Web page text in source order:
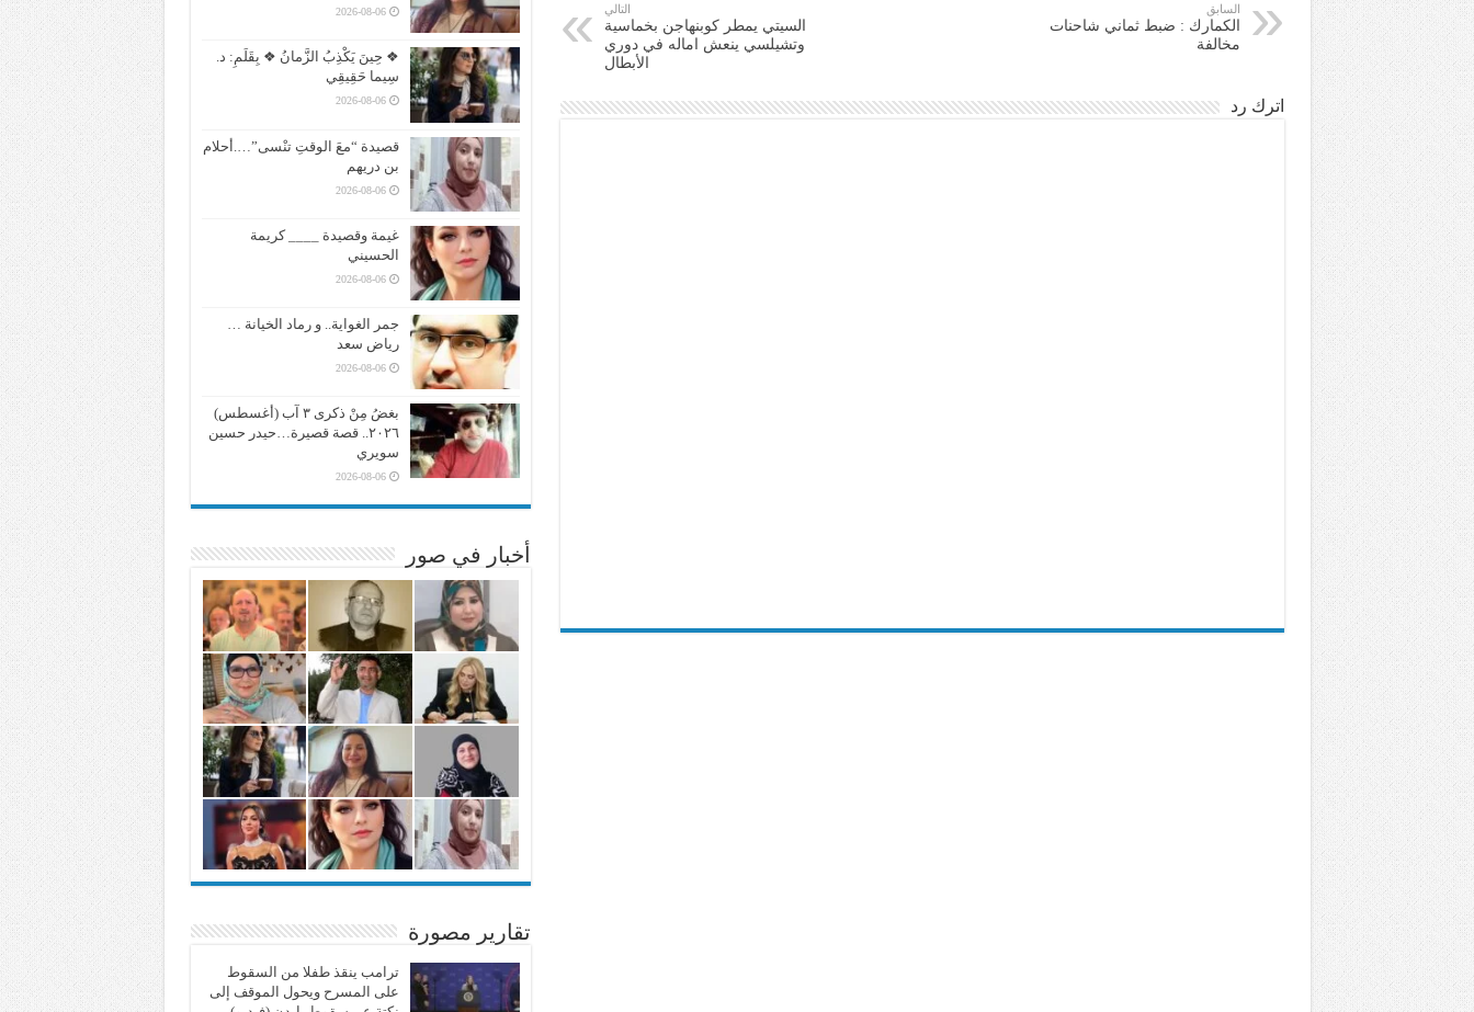
السابق
الكمارك : ضبط ثماني شاحنات
مخالفة
التالي
السيتي يمطر كوبنهاجن بخماسية
وتشيلسي ينعش اماله في دوري
الأبطال
اترك رد
2026-08-06
❖ حِينَ يَكْذِبُ الزَّمانُ ❖ بِقَلَمِ: د.
سِيما حَقِيقِي
2026-08-06
قصيدة “معَ الوقتِ تنْسى”….أحلام
بن دريهم
2026-08-06
غيمة وقصيدة ____ كريمة
الحسيني
2026-08-06
جمر الغواية.. و رماد الخيانة …
رياض سعد
2026-08-06
بغضُ مِنْ ذكرى ٣ آب (أغسطس)
٢٠٢٦.. قصة قصيرة…حيدر حسين
سويري
2026-08-06
أخبار في صور
تقارير مصورة
ترامب ينقذ طفلا من السقوط
على المسرح ويحول الموقف إلى